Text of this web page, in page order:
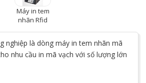
Máy in tem
nhãn Rfid
nghiệp là dòng máy in tem nhãn mã
nhu cầu in mã vạch với số lượng lớn